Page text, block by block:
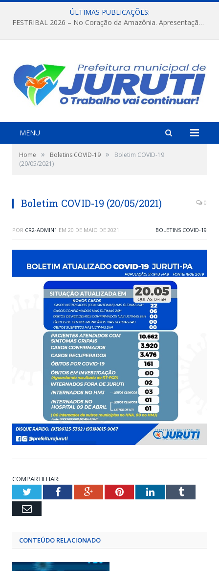
ÚLTIMAS PUBLICAÇÕES:
FESTRIBAL 2026 – No Coração da Amazônia. Apresentação da Munduruku.
MENU
Home » Boletins COVID-19 »
Boletim COVID-19
(20/05/2021)
Boletim COVID-19 (20/05/2021) 0
POR CR2-ADMIN1 EM 20 DE MAIO DE 2021 BOLETINS COVID-19
COMPARTILHAR:
TwitterFacebookGoogle+PinterestLinkedInTumblr
Email
CONTEÚDO RELACIONADO